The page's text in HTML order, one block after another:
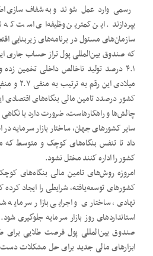
رسمی وارد عمل شوند و به شفاف‌سازی
بپردازند. این کمترین وظیفه‌ای است
سازمان‌های مسئول در برنامه‌های زیربنایی
که صندوق بین‌المللی پول تراز حساب جاری
۴.۱ درصد تولید ناخالص داخلی تخمین
کشور درصدد تامین مالی بنگاه‌های اقتصادی
چالش‌ها و راهکارهاست، ضرورت دارد با نگاهی
سایر کشورهای جهان، ساختار بازار سرمایه در
کشور را اداره کنند مختل نشود.
امروزه روش‌های تامین مالی بنگاه‌های
کشورهای توسعه‌یافته، شرایطی را ایجاد
نهادی، ساختاری و اجرایی بازار سرمایه
استانداردهای روز بازار سرمایه جلوگیری
صندوق بین‌المللی پول فرصت طلایی برای
ابزارهای مالی جدید برای حل مشکلات